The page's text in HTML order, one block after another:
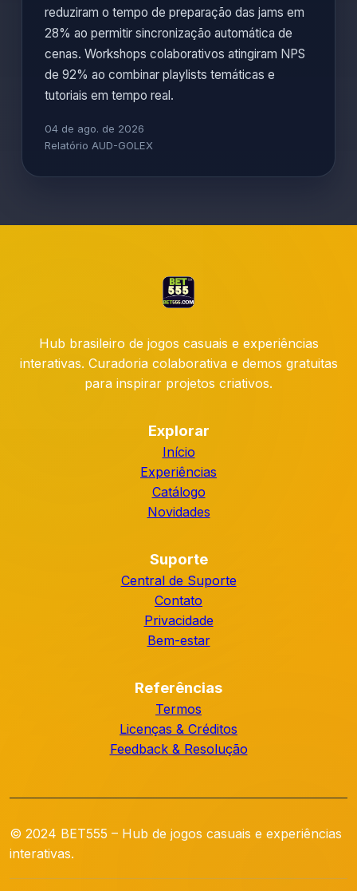
reduziram o tempo de preparação das jams em
28% ao permitir sincronização automática de
cenas. Workshops colaborativos atingiram NPS
de 92% ao combinar playlists temáticas e
tutoriais em tempo real.
04 de ago. de 2026
Relatório AUD-GOLEX
Hub brasileiro de jogos casuais e experiências
interativas. Curadoria colaborativa e demos gratuitas
para inspirar projetos criativos.
Explorar
Início
Experiências
Catálogo
Novidades
Suporte
Central de Suporte
Contato
Privacidade
Bem-estar
Referências
Termos
Licenças & Créditos
Feedback & Resolução
© 2024 BET555 – Hub de jogos casuais e experiências
interativas.